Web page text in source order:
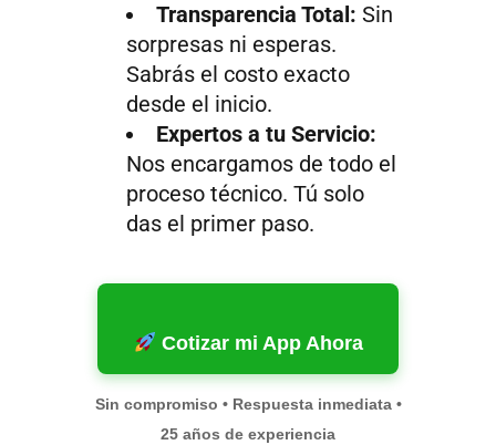
Transparencia Total: Sin
sorpresas ni esperas.
Sabrás el costo exacto
desde el inicio.
Expertos a tu Servicio:
Nos encargamos de todo el
proceso técnico. Tú solo
das el primer paso.
Cotizar mi App Ahora
Sin compromiso • Respuesta inmediata •
25 años de experiencia